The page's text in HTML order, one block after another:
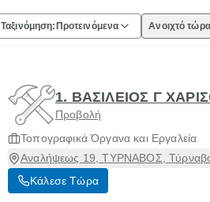
Ταξινόμηση: Προτεινόμενα Ανοιχτό τώρα
1. ΒΑΣΙΛΕΙΟΣ Γ
Προβολή
Τοπογραφικά Όργανα και Εργαλεία
Αναλήψεως 19, ΤΥΡΝΑΒΟΣ,
Κάλεσε Τώρα